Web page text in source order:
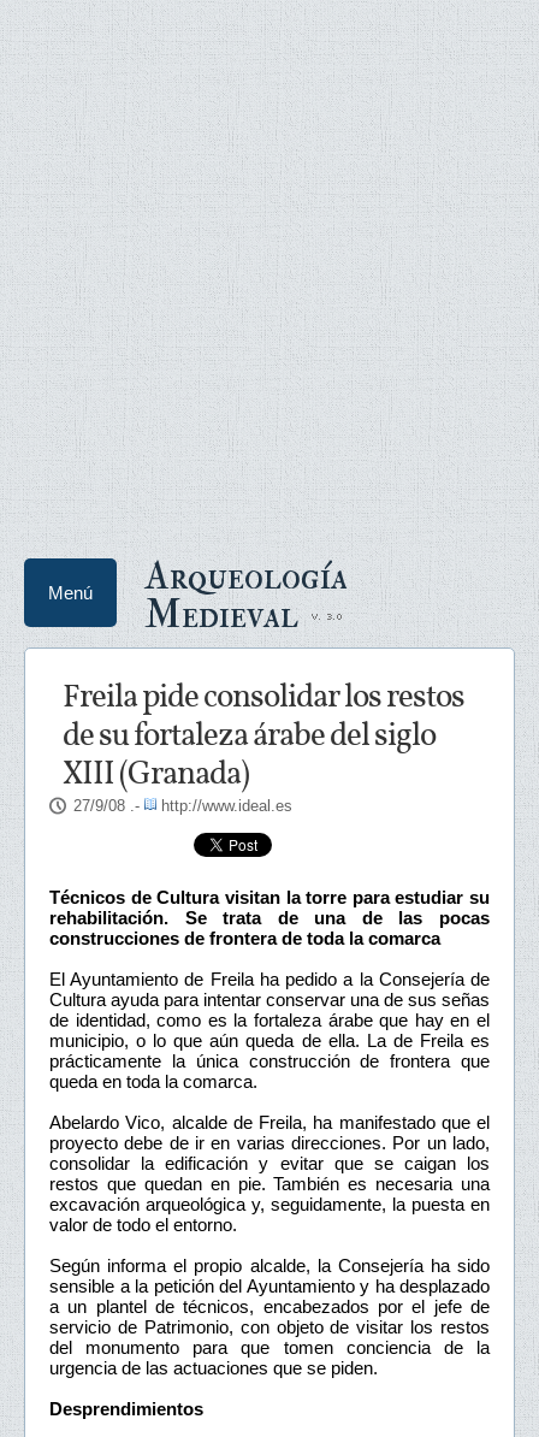
Arqueología
Medieval
Menú
Freila pide consolidar los restos
de su fortaleza árabe del siglo
XIII (Granada)
27/9/08 .- http://www.ideal.es
Técnicos de Cultura visitan la torre para estudiar su
rehabilitación. Se trata de una de las pocas
construcciones de frontera de toda la comarca
El Ayuntamiento de Freila ha pedido a la Consejería de
Cultura ayuda para intentar conservar una de sus señas
de identidad, como es la fortaleza árabe que hay en el
municipio, o lo que aún queda de ella. La de Freila es
prácticamente la única construcción de frontera que
queda en toda la comarca.
Abelardo Vico, alcalde de Freila, ha manifestado que el
proyecto debe de ir en varias direcciones. Por un lado,
consolidar la edificación y evitar que se caigan los
restos que quedan en pie. También es necesaria una
excavación arqueológica y, seguidamente, la puesta en
valor de todo el entorno.
Según informa el propio alcalde, la Consejería ha sido
sensible a la petición del Ayuntamiento y ha desplazado
a un plantel de técnicos, encabezados por el jefe de
servicio de Patrimonio, con objeto de visitar los restos
del monumento para que tomen conciencia de la
urgencia de las actuaciones que se piden.
Desprendimientos